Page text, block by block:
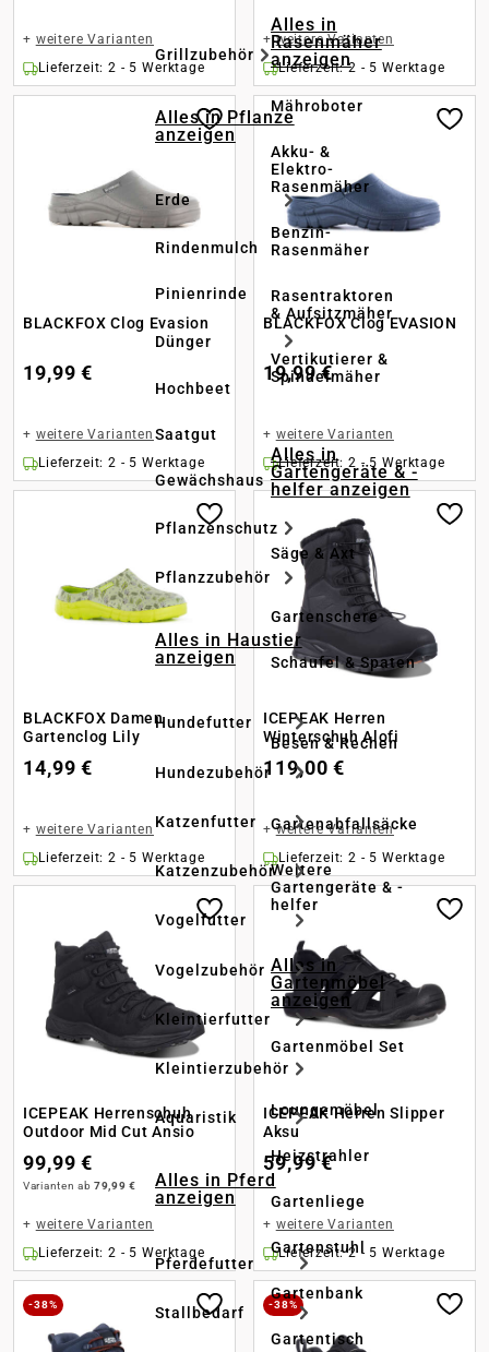
Grillzubehör
Alles in Pflanze
anzeigen
Erde
Rindenmulch
Pinienrinde
Dünger
Hochbeet
Saatgut
Gewächshaus
Pflanzenschutz
Pflanzzubehör
Alles in Haustier
anzeigen
Hundefutter
Hundezubehör
Katzenfutter
Katzenzubehör
Vogelfutter
Vogelzubehör
Kleintierfutter
Kleintierzubehör
Aquaristik
Alles in Pferd
anzeigen
Pferdefutter
Stallbedarf
Alles in
Rasenmäher
anzeigen
Mähroboter
Akku- &
Elektro-
Rasenmäher
Benzin-
Rasenmäher
Rasentraktoren
& Aufsitzmäher
Vertikutierer &
Spindelmäher
Alles in
Gartengeräte & -
helfer anzeigen
Säge & Axt
Gartenschere
Schaufel & Spaten
Besen & Rechen
Gartenabfallsäcke
Weitere
Gartengeräte & -
helfer
Alles in
Gartenmöbel
anzeigen
Gartenmöbel Set
Loungemöbel
Heizstrahler
Gartenliege
Gartenstuhl
Gartenbank
Gartentisch
+ weitere Varianten
Lieferzeit: 2 - 5 Werktage
+weitere Varianten
Lieferzeit: 2 - 5 Werktage
BLACKFOX Clog Evasion
19,99 €
+ weitere Varianten
Lieferzeit: 2 - 5 Werktage
BLACKFOX Clog EVASION
19,99 €
+ weitere Varianten
Lieferzeit: 2 - 5 Werktage
BLACKFOX Damen
Gartenclog Lily
14,99 €
+ weitere Varianten
Lieferzeit: 2 - 5 Werktage
ICEPEAK Herren
Winterschuh Alofi
119,00 €
+weitere Varianten
Lieferzeit: 2 - 5 Werktage
ICEPEAK Herrenschuh
Outdoor Mid Cut Ansio
99,99 €
Varianten ab 79,99 €
+ weitere Varianten
Lieferzeit: 2 - 5 Werktage
ICEPEAK Herren Slipper
Aksu
59,99 €
+ weitere Varianten
Lieferzeit: 2 - 5 Werktage
-38% -38%